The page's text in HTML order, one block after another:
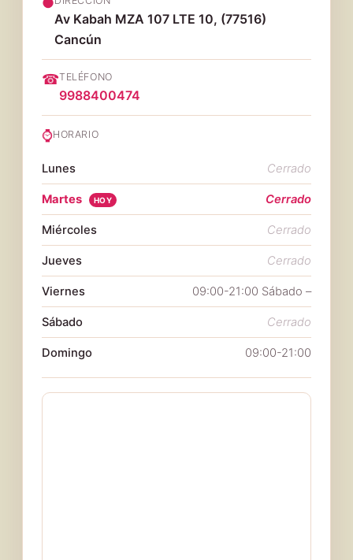
Av Kabah MZA 107 LTE 10, (77516)
Cancún
☎TELÉFONO
9988400474
⌚HORARIO
Lunes Cerrado
Martes HOY Cerrado
Miércoles Cerrado
Jueves Cerrado
Viernes 09:00-21:00 Sábado –
Sábado Cerrado
Domingo 09:00-21:00